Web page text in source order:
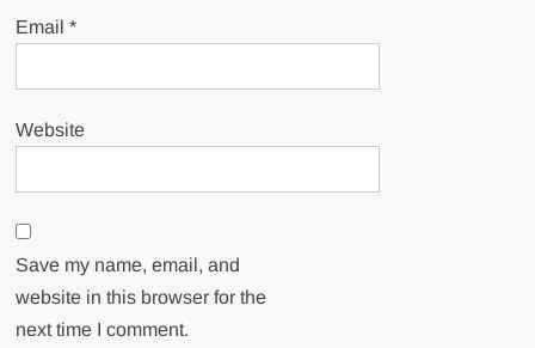
Email*
Website
Save my name, email, and
website in this browser for the
next time I comment.